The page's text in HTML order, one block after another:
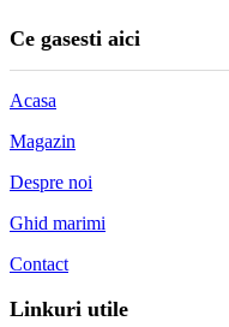
Ce gasesti aici
Acasa
Magazin
Despre noi
Ghid marimi
Contact
Linkuri utile